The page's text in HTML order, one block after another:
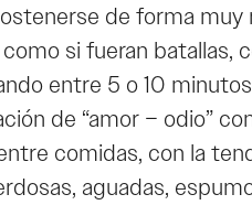
de forma
si fueran
entre 5 o 10
de “amor – odio”
comidas, con la
aguadas,